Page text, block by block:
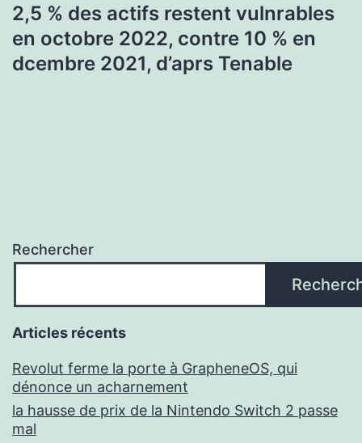
2,5 % des actifs restent vulnrables
en octobre 2022, contre 10 % en
dcembre 2021, d’aprs Tenable
Rechercher
Articles récents
Revolut ferme la porte à GrapheneOS, qui
dénonce un acharnement
la hausse de prix de la Nintendo Switch 2 passe
mal